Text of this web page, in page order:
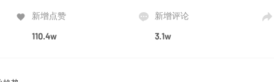
新增点赞
110.4w
新增评论
3.1w